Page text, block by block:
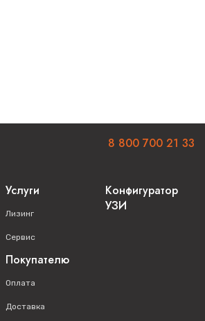
Услуги
Лизинг
Сервис
Покупателю
Оплата
Доставка
Конфигуратор
УЗИ
8 800 700 21 33